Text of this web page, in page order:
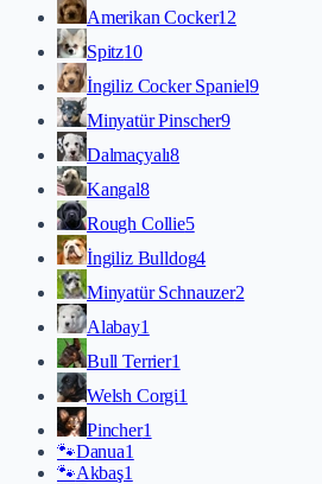
Amerikan Cocker12
Spitz10
İngiliz Cocker Spaniel9
Minyatür Pinscher9
Dalmaçyalı8
Kangal8
Rough Collie5
İngiliz Bulldog4
Minyatür Schnauzer2
Alabay1
Bull Terrier1
Welsh Corgi1
Pincher1
🐾Danua1
🐾Akbaş1